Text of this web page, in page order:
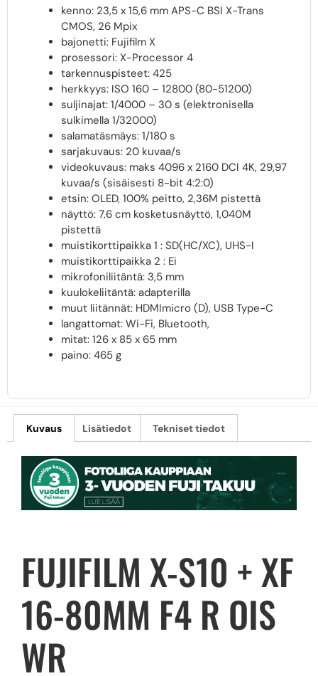
kenno: 23,5 x 15,6 mm APS-C BSI X-Trans
CMOS, 26 Mpix
bajonetti: Fujifilm X
prosessori: X-Processor 4
tarkennuspisteet: 425
herkkyys: ISO 160 – 12800 (80-51200)
suljinajat: 1/4000 – 30 s (elektronisella
sulkimella 1/32000)
salamatäsmäys: 1/180 s
sarjakuvaus: 20 kuvaa/s
videokuvaus: maks 4096 x 2160 DCI 4K, 29,97
kuvaa/s (sisäisesti 8-bit 4:2:0)
etsin: OLED, 100% peitto, 2,36M pistettä
näyttö: 7,6 cm kosketusnäyttö, 1,040M
pistettä
muistikorttipaikka 1 : SD(HC/XC), UHS-I
muistikorttipaikka 2 : Ei
mikrofoniliitäntä: 3,5 mm
kuulokeliitäntä: adapterilla
muut liitännät: HDMImicro (D), USB Type-C
langattomat: Wi-Fi, Bluetooth,
mitat: 126 x 85 x 65 mm
paino: 465 g
Kuvaus Lisätiedot Tekniset tiedot
FUJIFILM X-S10 + XF
16-80MM F4 R OIS
WR